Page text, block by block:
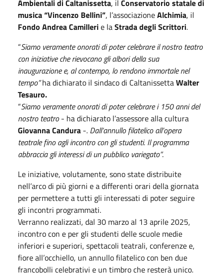
Ambientali di Caltanissetta, il Conservatorio statale di
musica “Vincenzo Bellini”, l’associazioneAlchimia, il
Fondo Andrea Camillerie laStrada degli Scrittori.
“Siamo veramente onorati di poter celebrare il nostro teatro
con iniziative che rievocano gli albori della sua
inaugurazione e, al contempo, lo rendono immortale nel
tempo”ha dichiarato il sindaco di CaltanissettaWalter
Tesauro.
“Siamo veramente onorati di poter celebrare i 150 anni del
nostro teatro- ha dichiarato l’assessore alla cultura
Giovanna Candura -. Dall’annullo filatelico all’opera
teatrale fino agli incontro con gli studenti. Il programma
abbraccia gli interessi di un pubblico variegato”.
Le iniziative, volutamente, sono state distribuite
nell’arco di più giorni e a differenti orari della giornata
per permettere a tutti gli interessati di poter seguire
gli incontri programmati.
Verranno realizzati, dal 30 marzo al 13 aprile 2025,
incontro con e per gli studenti delle scuole medie
inferiori e superiori, spettacoli teatrali, conferenze e,
fiore all’occhiello, un annullo filatelico con ben due
francobolli celebrativi e un timbro che resterà unico.